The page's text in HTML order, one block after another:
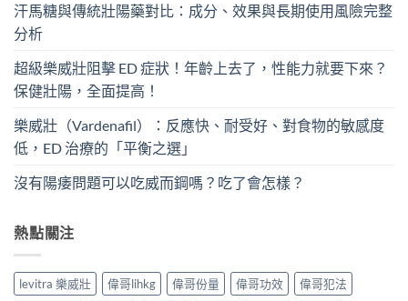
汗馬糖與傳統壯陽藥對比：成分、效果與長期使用風險完整
分析
超級樂威壯阻擊 ED 症狀！年齡上去了，性能力就要下來？
保健壯陽，全面提高！
樂威壯（Vardenafil）：反應快、耐受好、對食物的敏感度
低，ED 治療的「平衡之選」
沒有陽痿問題可以吃威而鋼嗎？吃了會怎樣？
熱點關注
levitra 樂威壯 偉哥lihkg 偉哥份量 偉哥功效
偉哥犯法